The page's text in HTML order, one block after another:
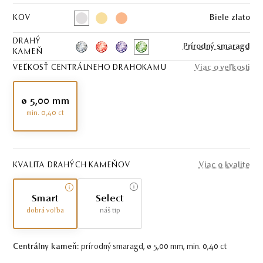
KOV Biele zlato
DRAHÝ
KAMEŇ
Prírodný smaragd
VEĽKOSŤ CENTRÁLNEHO DRAHOKAMU Viac o veľkosti
ø 5,00 mm
min. 0,40 ct
KVALITA DRAHÝCH KAMEŇOV Viac o kvalite
Smart
dobrá voľba
Select
náš tip
Centrálny kameň: prírodný smaragd, ø 5,00 mm, min. 0,40 ct